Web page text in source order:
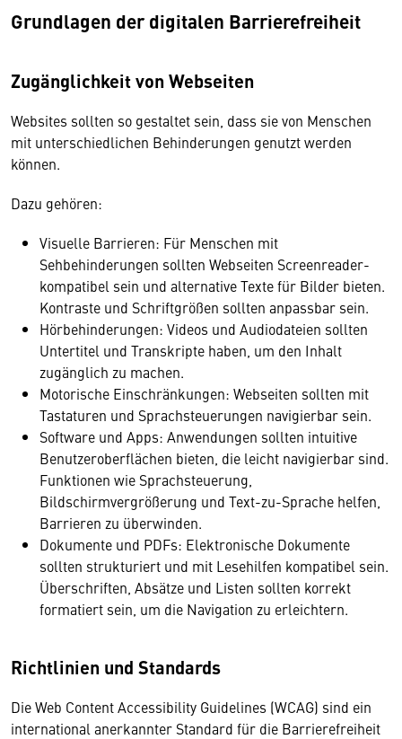
Grundlagen der digitalen Barrierefreiheit
Zugänglichkeit von Webseiten
Websites sollten so gestaltet sein, dass sie von Menschen
mit unterschiedlichen Behinderungen genutzt werden
können.
Dazu gehören:
Visuelle Barrieren: Für Menschen mit
Sehbehinderungen sollten Webseiten Screenreader-
kompatibel sein und alternative Texte für Bilder bieten.
Kontraste und Schriftgrößen sollten anpassbar sein.
Hörbehinderungen: Videos und Audiodateien sollten
Untertitel und Transkripte haben, um den Inhalt
zugänglich zu machen.
Motorische Einschränkungen: Webseiten sollten mit
Tastaturen und Sprachsteuerungen navigierbar sein.
Software und Apps: Anwendungen sollten intuitive
Benutzeroberflächen bieten, die leicht navigierbar sind.
Funktionen wie Sprachsteuerung,
Bildschirmvergrößerung und Text-zu-Sprache helfen,
Barrieren zu überwinden.
Dokumente und PDFs: Elektronische Dokumente
sollten strukturiert und mit Lesehilfen kompatibel sein.
Überschriften, Absätze und Listen sollten korrekt
formatiert sein, um die Navigation zu erleichtern.
Richtlinien und Standards
Die Web Content Accessibility Guidelines (WCAG) sind ein
international anerkannter Standard für die Barrierefreiheit